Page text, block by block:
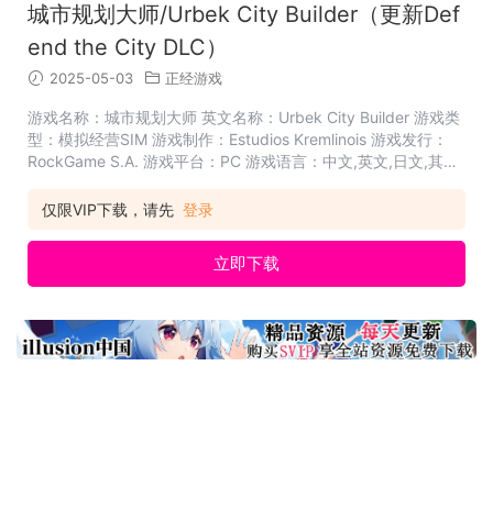
城市规划大师/Urbek City Builder（更新Def
end the City DLC）
2025-05-03 正经游戏
游戏名称：城市规划大师 英文名称：Urbek City Builder 游戏类
型：模拟经营SIM 游戏制作：Estudios Kremlinois 游戏发行：
RockGame S.A. 游戏平台：PC 游戏语言：中文,英文,日文,其他
社区可以给您的城市注入活力。你想要一个波西米亚风格的社区
仅限VIP下载，请先 登录
立即下载